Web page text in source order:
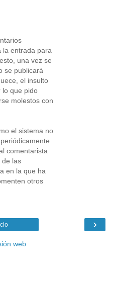
la entrada para
una vez se
se publicará
el insulto
lo que pido
molestos con
el sistema no
comentarista
de las
en la que ha
otros
›
web